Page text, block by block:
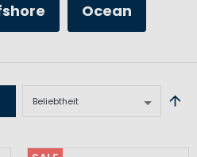
Ocean